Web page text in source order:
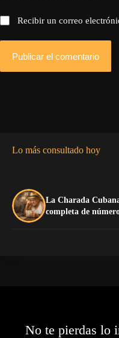
Recibir un correo
Publicar el comentario
Lo más consultado hoy
La Charada
completa de
No te pierdas lo